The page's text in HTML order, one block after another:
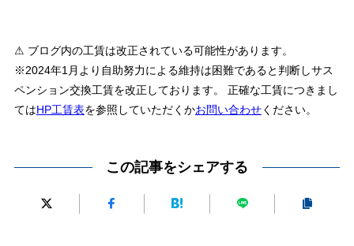
⚠ ブログ内の工賃は改正されている可能性があります。
※2024年1月より自助努力による維持は困難であると判断しサス
ペンション交換工賃を改正しております。 正確な工賃につきまし
てはHP工賃表を参照していただくかお問い合わせください。
この記事をシェアする